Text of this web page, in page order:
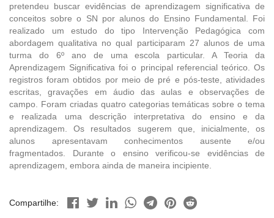
pretendeu buscar evidências de aprendizagem significativa de
conceitos sobre o SN por alunos do Ensino Fundamental. Foi
realizado um estudo do tipo Intervenção Pedagógica com
abordagem qualitativa no qual participaram 27 alunos de uma
turma do 6º ano de uma escola particular. A Teoria da
Aprendizagem Significativa foi o principal referencial teórico. Os
registros foram obtidos por meio de pré e pós-teste, atividades
escritas, gravações em áudio das aulas e observações de
campo. Foram criadas quatro categorias temáticas sobre o tema
e realizada uma descrição interpretativa do ensino e da
aprendizagem. Os resultados sugerem que, inicialmente, os
alunos apresentavam conhecimentos ausente e/ou
fragmentados. Durante o ensino verificou-se evidências de
aprendizagem, embora ainda de maneira incipiente.
Compartilhe: